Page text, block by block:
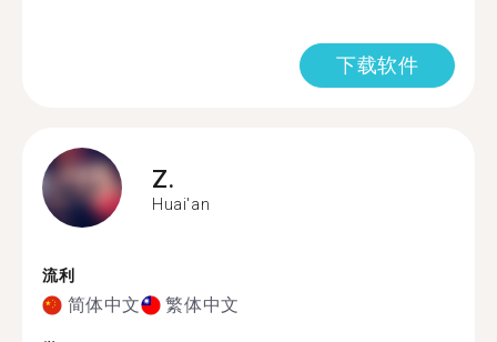
下载软件
Z.
Huai'an
流利
简体中文 繁体中文